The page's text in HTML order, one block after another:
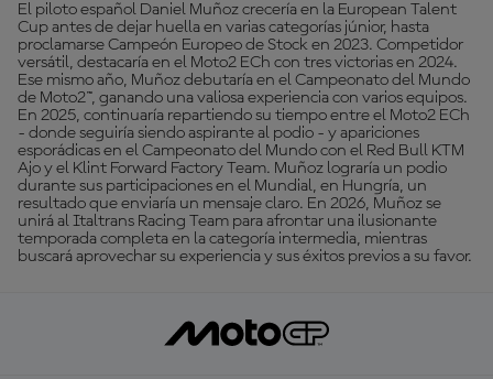
El piloto español Daniel Muñoz crecería en la European Talent
Cup antes de dejar huella en varias categorías júnior, hasta
proclamarse Campeón Europeo de Stock en 2023. Competidor
versátil, destacaría en el Moto2 ECh con tres victorias en 2024.
Ese mismo año, Muñoz debutaría en el Campeonato del Mundo
de Moto2™, ganando una valiosa experiencia con varios equipos.
En 2025, continuaría repartiendo su tiempo entre el Moto2 ECh
- donde seguiría siendo aspirante al podio - y apariciones
esporádicas en el Campeonato del Mundo con el Red Bull KTM
Ajo y el Klint Forward Factory Team. Muñoz lograría un podio
durante sus participaciones en el Mundial, en Hungría, un
resultado que enviaría un mensaje claro. En 2026, Muñoz se
unirá al Italtrans Racing Team para afrontar una ilusionante
temporada completa en la categoría intermedia, mientras
buscará aprovechar su experiencia y sus éxitos previos a su favor.